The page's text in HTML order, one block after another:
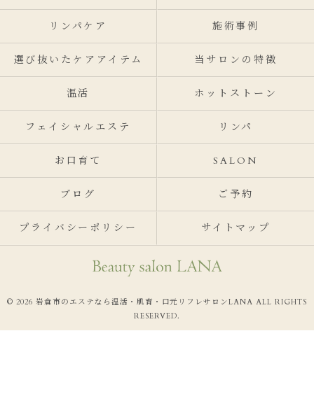
リンパケア 施術事例
選び抜いたケアアイテム 当サロンの特徴
温活 ホットストーン
フェイシャルエステ リンパ
お口育て SALON
ブログ ご予約
プライバシーポリシー サイトマップ
© 2026 岩倉市のエステなら温活・肌育・口元リフレサロンLANA ALL RIGHTS
RESERVED.